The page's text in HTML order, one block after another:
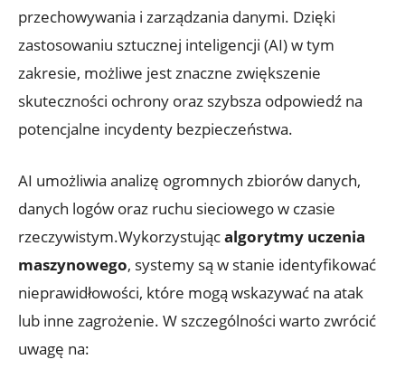
przechowywania i zarządzania danymi. ‌Dzięki‍
zastosowaniu sztucznej inteligencji‍ (AI) w ⁢tym
zakresie,⁣ możliwe⁤ jest znaczne⁤ zwiększenie
‍skuteczności​ ochrony⁤ oraz szybsza odpowiedź na
potencjalne incydenty bezpieczeństwa.
AI ‌umożliwia analizę ogromnych zbiorów danych,
danych logów oraz ruchu sieciowego w czasie⁣
rzeczywistym.Wykorzystującalgorytmy uczenia
⁤maszynowego,‍ systemy są w stanie identyfikować
nieprawidłowości, które mogą ⁤wskazywać‌ na atak
lub⁢ inne zagrożenie. W szczególności warto zwrócić
uwagę na: